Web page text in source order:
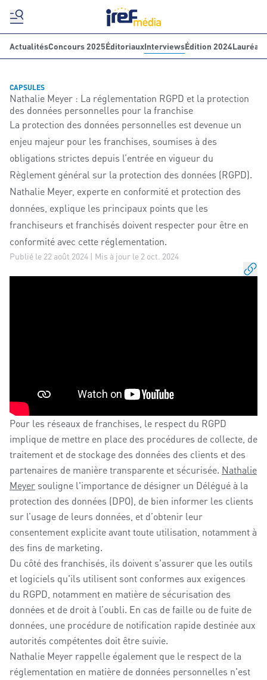
ActualitésConcours 2025ÉditoriauxInterviewsÉdition 2024
CAPSULES
Nathalie Meyer : La réglementation RGPD et la protection
des données personnelles pour la franchise
La protection des données personnelles est devenue un
enjeu majeur pour les franchises, soumises à des
obligations strictes depuis l’entrée en vigueur du
Règlement général sur la protection des données (RGPD).
Nathalie Meyer, experte en conformité et protection des
données, explique les principaux points que les
franchiseurs et franchisés doivent respecter pour être en
conformité avec cette réglementation.
Publié le 22 août 2024 | Mis à jour le 2 oct. 2024
Pour les réseaux de franchises, le respect du RGPD
implique de mettre en place des procédures de collecte, de
traitement et de stockage des données des clients et des
partenaires de manière transparente et sécurisée. Nathalie
Meyer souligne l'importance de désigner un Délégué à la
protection des données (DPO), de bien informer les clients
sur l’usage de leurs données, et d’obtenir leur
consentement explicite avant toute utilisation, notamment à
des fins de marketing.
Du côté des franchisés, ils doivent s'assurer que les outils
et logiciels qu'ils utilisent sont conformes aux exigences
du RGPD, notamment en matière de sécurisation des
données et de droit à l’oubli. En cas de faille ou de fuite de
données, une procédure de notification rapide destinée aux
autorités compétentes doit être suivie.
Nathalie Meyer rappelle également que le respect de la
réglementation en matière de données personnelles n'est